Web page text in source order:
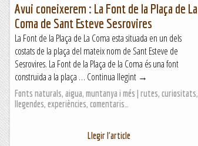
Avui coneixerem : La Font de la Plaça de La
Coma de Sant Esteve Sesrovires
La Font de la Plaça de La Coma esta situada en un dels
costats de la plaça del mateix nom de Sant Esteve de
Sesrovires. La Font de la Plaça de la Coma és una font
construïda a la plaça … Continua llegint →
Fonts naturals, aigua, muntanya i més | rutes, curiositats,
llegendes, experiències, comentaris…
Llegir l'article